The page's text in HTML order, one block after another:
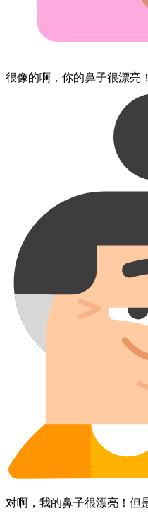
很像的​啊，​你的​鼻子​很漂亮！
对啊，​我的​鼻子​很漂亮！​但